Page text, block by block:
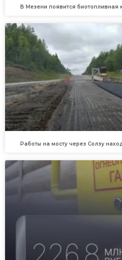
В Мезени появится
Работы на мосту через Солзу